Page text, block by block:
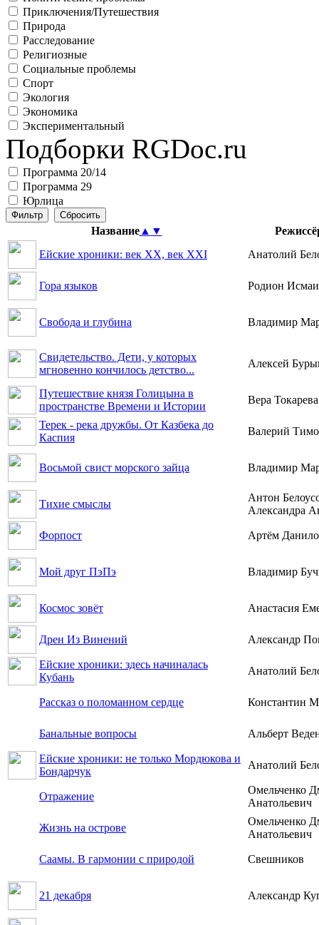
Приключения/Путешествия
Природа
Расследование
Религиозные
Социальные проблемы
Спорт
Экология
Экономика
Экспериментальный
Подборки RGDoc.ru
Программа 20/14
Программа 29
Юрлица
Название▲ ▼
Ейские хроники: век XX, век XXI
Анатолий
Гора языков Родион
Свобода и глубина Владимир
Свидетельство. Дети, у которых
мгновенно кончилось детство...
Алексей
Путешествие князя Голицына в
пространстве Времени и Истории
Вера Токарева
Терек - река дружбы. От Казбека до
Каспия
Валерий
Восьмой свист морского зайца Владимир
Тихие смыслы
Антон
Александра
Форпост Артём
Мой друг ПэПэ Владимир
Космос зовёт Анастасия
Дрен Из Винений Александр
Ейские хроники: здесь начиналась
Кубань
Анатолий
Рассказ о поломанном сердце Константин
Банальные вопросы Альберт
Ейские хроники: не только Мордюкова и
Бондарчук
Анатолий
Отражение
Омельченко
Анатольевич
Жизнь на острове
Омельченко
Анатольевич
Саамы. В гармонии с природой Свешников
21 декабря Александр